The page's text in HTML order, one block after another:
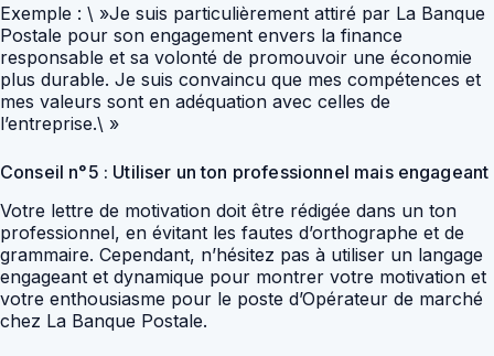
Exemple : \ »Je suis particulièrement attiré par La Banque
Postale pour son engagement envers la finance
responsable et sa volonté de promouvoir une économie
plus durable. Je suis convaincu que mes compétences et
mes valeurs sont en adéquation avec celles de
l’entreprise.\ »
Conseil n°5 : Utiliser un ton professionnel mais engageant
Votre lettre de motivation doit être rédigée dans un ton
professionnel, en évitant les fautes d’orthographe et de
grammaire. Cependant, n’hésitez pas à utiliser un langage
engageant et dynamique pour montrer votre motivation et
votre enthousiasme pour le poste d’Opérateur de marché
chez La Banque Postale.